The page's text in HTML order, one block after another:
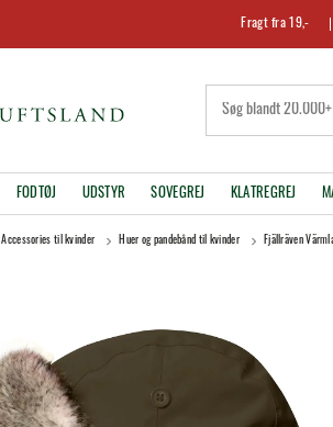
Fragt fra 19,-
FODTØJ UDSTYR SOVEGREJ KLATREGREJ
Accessories til kvinder Huer og pandebånd til kvinder Fjällräven